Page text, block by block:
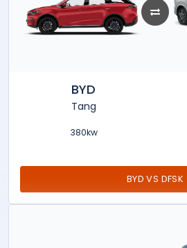
BYD
Tang
380kw
BYD VS DFSK